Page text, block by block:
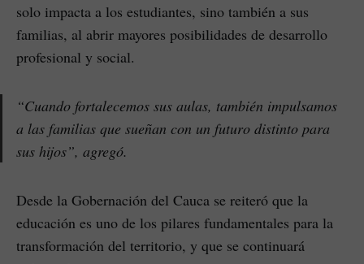
solo impacta a los estudiantes, sino también a sus
familias, al abrir mayores posibilidades de desarrollo
profesional y social.
“Cuando fortalecemos sus aulas, también impulsamos
a las familias que sueñan con un futuro distinto para
sus hijos”, agregó.
Desde la Gobernación del Cauca se reiteró que la
educación es uno de los pilares fundamentales para la
transformación del territorio, y que se continuará